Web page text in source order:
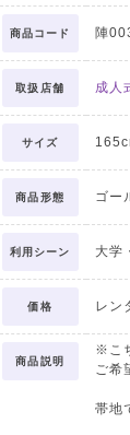
商品コード 陣
取扱店舗 成人
サイズ
商品形態 ゴー
利用シーン 大学
価格 レ
商品説明
※こ
ご希
帯地